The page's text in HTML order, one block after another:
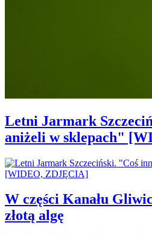
Letni Jarmark
aniżeli w sklepach"
W części Kanału
złotą algę